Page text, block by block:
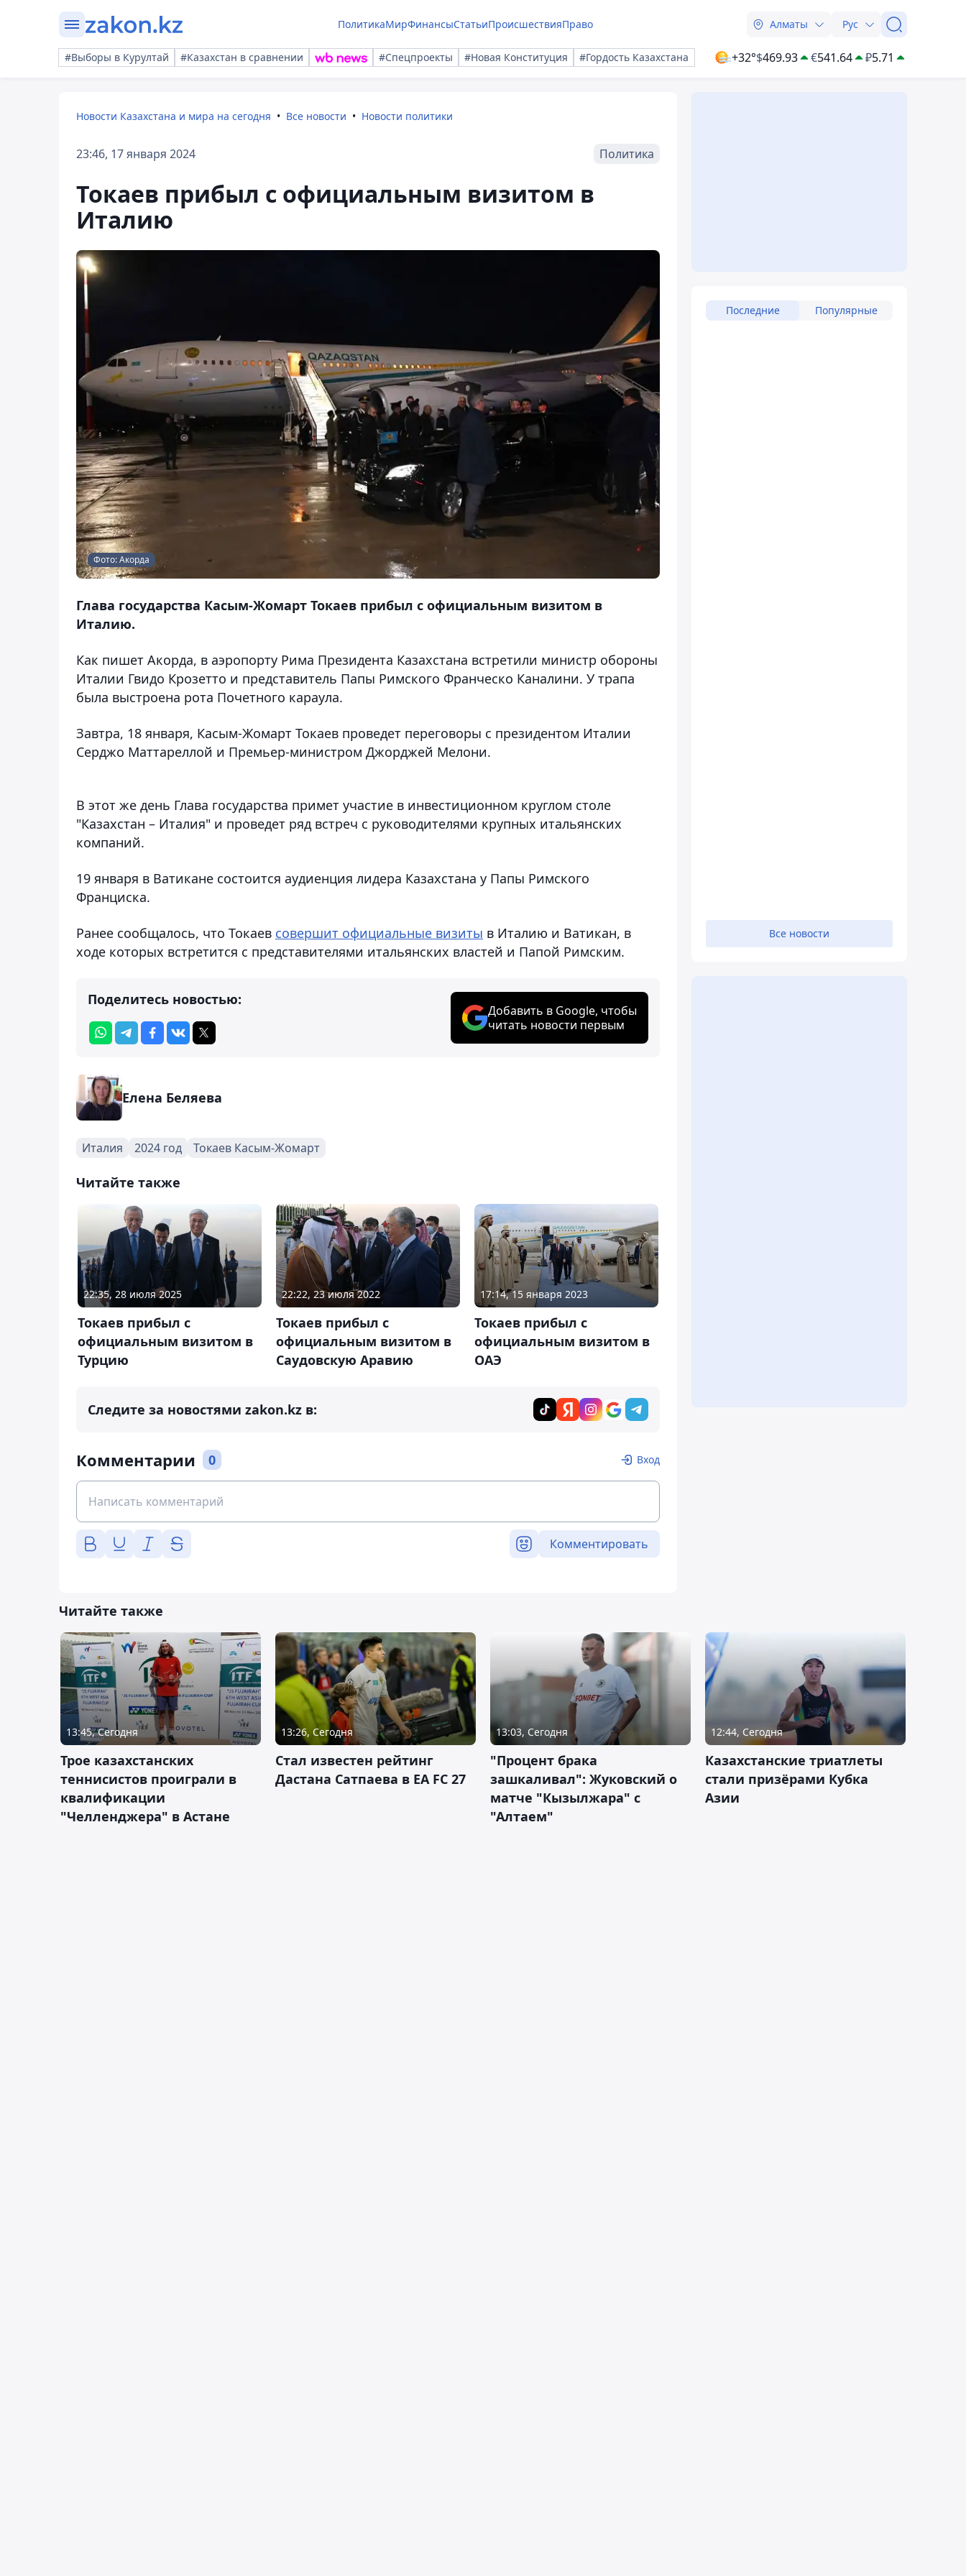
ПолитикаМирФинансыСтатьиПроисшествияПраво Алматы Рус
#Выборы в Курултай #Казахстан в сравнении #Спецпроекты #Новая Конституция #Гордость Казахстана +32°$469.93 €541.64 ₽5.71
Новости Казахстана и мира на сегодня Все новости Новости политики
23:46, 17 января 2024 Политика
Токаев прибыл с официальным визитом в
Италию
Фото: Акорда
Глава государства Касым-Жомарт Токаев прибыл с официальным визитом в
Италию.
Как пишет Акорда, в аэропорту Рима Президента Казахстана встретили министр обороны
Италии Гвидо Крозетто и представитель Папы Римского Франческо Каналини. У трапа
была выстроена рота Почетного караула.
Завтра, 18 января, Касым-Жомарт Токаев проведет переговоры с президентом Италии
Серджо Маттареллой и Премьер-министром Джорджей Мелони.
В этот же день Глава государства примет участие в инвестиционном круглом столе
"Казахстан – Италия" и проведет ряд встреч с руководителями крупных итальянских
компаний.
19 января в Ватикане состоится аудиенция лидера Казахстана у Папы Римского
Франциска.
Ранее сообщалось, что Токаев совершит официальные визиты в Италию и Ватикан, в
ходе которых встретится с представителями итальянских властей и Папой Римским.
Поделитесь новостью:
Добавить в Google, чтобы
читать новости первым
Елена Беляева
Италия 2024 год Токаев Касым-Жомарт
Читайте также
22:35, 28 июля 2025
Токаев прибыл с
официальным визитом в
Турцию
22:22, 23 июля 2022
Токаев прибыл с
официальным визитом в
Саудовскую Аравию
17:14, 15 января 2023
Токаев прибыл с
официальным визитом в
ОАЭ
Следите за новостями zakon.kz в:
Комментарии 0 Вход
Комментировать
Последние Популярные
Все новости
Читайте также
13:45, Сегодня
Трое казахстанских
теннисистов проиграли в
квалификации
"Челленджера" в Астане
13:26, Сегодня
Стал известен рейтинг
Дастана Сатпаева в EA FC 27
13:03, Сегодня
"Процент брака
зашкаливал": Жуковский о
матче "Кызылжара" с
"Алтаем"
12:44, Сегодня
Казахстанские триатлеты
стали призёрами Кубка
Азии